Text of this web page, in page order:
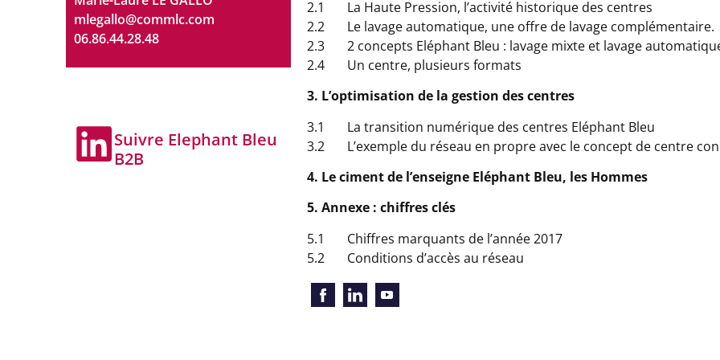
mlegallo@commlc.com
06.86.44.28.48
Suivre Elephant Bleu
B2B
2.1 La Haute Pression, l’activité historique des centres
2.2 Le lavage automatique, une offre de lavage complémentaire.
2.3 2 concepts Eléphant Bleu : lavage mixte et lavage
2.4 Un centre, plusieurs formats
3. L’optimisation de la gestion des centres
3.1 La transition numérique des centres Eléphant Bleu
3.2 L’exemple du réseau en propre avec le concept de centre
4. Le ciment de l’enseigne Eléphant Bleu, les Hommes
5. Annexe : chiffres clés
5.1 Chiffres marquants de l’année 2017
5.2 Conditions d’accès au réseau